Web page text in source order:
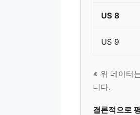
US 8
US 9
※ 위 데이터
니다.
결론적으로